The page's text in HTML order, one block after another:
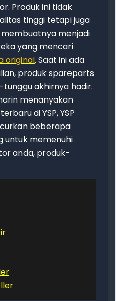
Produk ini tidak
tinggi tetapi juga
menjadi
yang mencari
original. Saat ini ada
produk spareparts
akhirnya hadir.
menanyakan
di YSP, YSP
beberapa
untuk memenuhi
anda, produk-